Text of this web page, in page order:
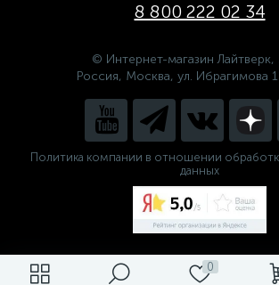
0
8 800 222 02 34
© Интернет-магазин Лайтверк,
Россия, Москва, ул. Ибрагимова
Политика компании в отношении
данных